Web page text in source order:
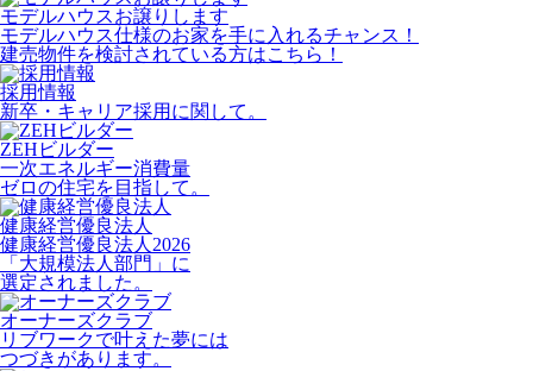
モデルハウスお譲りします
モデルハウス仕様のお家を手に入れるチャンス！
建売物件を検討されている方はこちら！
採用情報
新卒・キャリア採用に関して。
ZEHビルダー
一次エネルギー消費量
ゼロの住宅を目指して。
健康経営優良法人
健康経営優良法人2026
「大規模法人部門」に
選定されました。
オーナーズクラブ
リブワークで叶えた夢には
つづきがあります。